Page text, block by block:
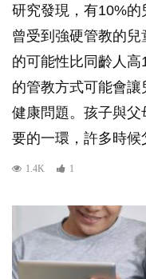
研究發現，有10%
曾受到強硬管教的
的可能性比同齡人
的管教方式可能會
健康問題。孩子與
要的一環，許多時候
1.4K 1